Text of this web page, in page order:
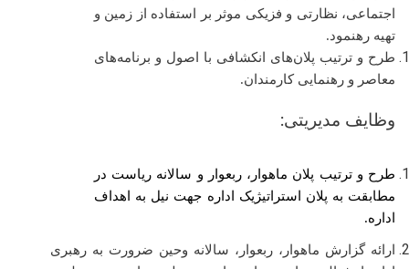
اجتماعی، نظارتی و فزیکی موثر بر استفاده از زمین و
تهیه رهنمود.
طرح و ترتیب پلان‌های انکشافی با اصول و برنامه‌های
معاصر و رهنمایی کارمندان.
وظایف مدیریتی:
طرح و ترتیب پلان ماهوار، ربعوار و سالانه ریاست در
مطابقت به پلان استراتیژیک اداره جهت نیل به اهداف
اداره.
ارائه گزارش ماهوار، ربعوار، سالانه وحین ضرورت به رهبری